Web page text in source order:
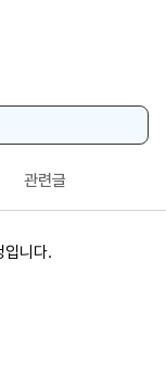
관련글
입니다.